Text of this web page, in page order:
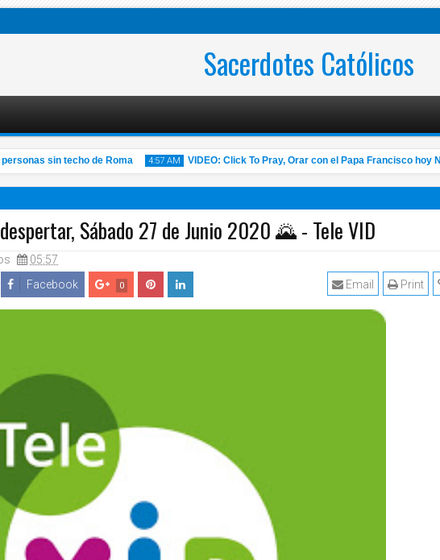
Sacerdotes Católicos
sin techo de Roma 4:57 AM
14
VIDEO: Click To Pray, Orar con el Papa Francisco hoy
Sábado 27 de Junio 2020 🌄 - Tele VID
05:57
Facebook 0 Print
Email